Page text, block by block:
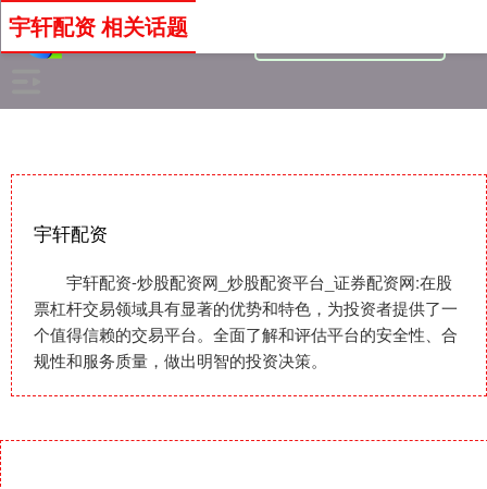
宇轩配资
宇轩配资-炒股配资网_炒股配资平台_证券配资网:在股
票杠杆交易领域具有显著的优势和特色，为投资者提供了一
个值得信赖的交易平台。全面了解和评估平台的安全性、合
规性和服务质量，做出明智的投资决策。
宇轩配资 相关话题